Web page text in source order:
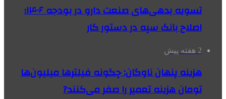
تسویه بدهی‌های صنعت دارو در بودجه ۱۴۰۶؛
اصلاح بانک سپه در دستور کار
2 هفته پیش
هزینه پنهان ناوگان: چگونه فیلترها میلیون‌ها
تومان هزینه تعمیر را صفر می‌کنند?